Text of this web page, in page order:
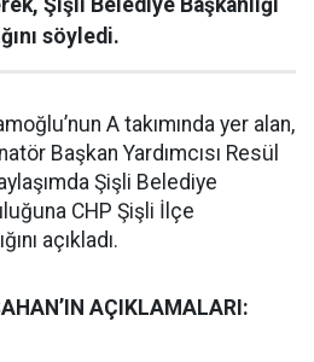
Şişli Belediye Başkanlığı
söyledi.
A takımında yer alan,
Başkan Yardımcısı Resül
Şişli Belediye
CHP Şişli İlçe
açıkladı.
AÇIKLAMALARI: